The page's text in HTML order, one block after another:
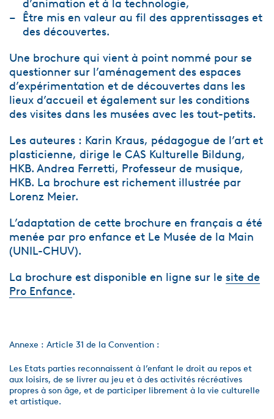
d’animation et à la technologie,
Être mis en valeur au fil des apprentissages et
des découvertes.
Une brochure qui vient à point nommé pour se
questionner sur l’aménagement des espaces
d’expérimentation et de découvertes dans les
lieux d’accueil et également sur les conditions
des visites dans les musées avec les tout-petits.
Les auteures : Karin Kraus, pédagogue de l’art et
plasticienne, dirige le CAS Kulturelle Bildung,
HKB. Andrea Ferretti, Professeur de musique,
HKB. La brochure est richement illustrée par
Lorenz Meier.
L’adaptation de cette brochure en français a été
menée par pro enfance et Le Musée de la Main
(UNIL-CHUV).
La brochure est disponible en ligne sur le site de
Pro Enfance.
Annexe : Article 31 de la Convention :
Les Etats parties reconnaissent à l’enfant le droit au repos et
aux loisirs, de se livrer au jeu et à des activités récréatives
propres à son âge, et de participer librement à la vie culturelle
et artistique.